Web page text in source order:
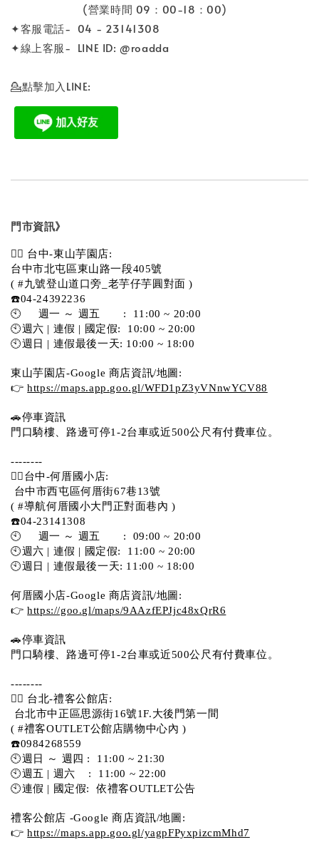
(營業時間 09：00-18：00)
✦客服電話- 04 - 23141308
✦線上客服- LINE ID: @roadda
💁點擊加入LINE:
門市資訊》
💁‍♀️ 台中-東山芋園店:
台中市北屯區東山路一段405號
( #九號登山道口旁_老芋仔芋圓對面 )
☎️04-24392236
🕙     週一 ～ 週五       :  11:00 ~ 20:00
🕙週六 | 連假 | 國定假:  10:00 ~ 20:00
🕙週日 | 連假最後一天: 10:00 ~ 18:00
東山芋園店-Google 商店資訊/地圖:
👉 https://maps.app.goo.gl/WFD1pZ3yVNnwYCV88
🚗停車資訊
門口騎樓、路邊可停1-2台車或近500公尺有付費車位。
--------
💁‍♀️台中-何厝國小店:
台中市西屯區何厝街67巷13號
( #導航何厝國小大門正對面巷內 )
☎️04-23141308
🕙     週一 ～ 週五       :  09:00 ~ 20:00
🕙週六 | 連假 | 國定假:  11:00 ~ 20:00
🕙週日 | 連假最後一天: 11:00 ~ 18:00
何厝國小店-Google 商店資訊/地圖:
👉 https://goo.gl/maps/9AAzfEPJjc48xQrR6
🚗停車資訊
門口騎樓、路邊可停1-2台車或近500公尺有付費車位。
--------
💁‍♀️ 台北-禮客公館店:
台北市中正區思源街16號1F.大後門第一間
( #禮客OUTLET公館店購物中心內 )
☎️0984268559
🕙週日 ～ 週四 :  11:00 ~ 21:30
🕙週五 | 週六    :  11:00 ~ 22:00
🕙連假 | 國定假:  依禮客OUTLET公告
禮客公館店 -Google 商店資訊/地圖:
👉 https://maps.app.goo.gl/yagpFPyxpizcmMhd7